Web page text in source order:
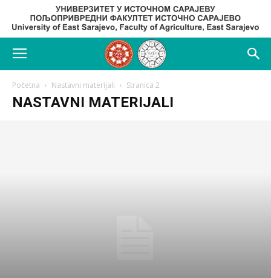
Početna Nastavni materijali Stranica 2
NASTAVNI MATERIJALI